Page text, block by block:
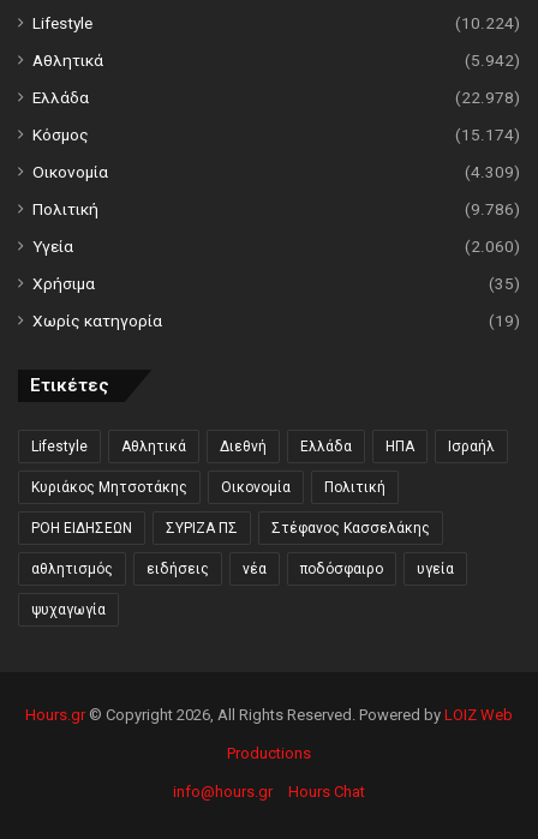
Lifestyle
(10.224)
Αθλητικά
(5.942)
Ελλάδα
(22.978)
Κόσμος
(15.174)
Οικονομία
(4.309)
Πολιτική
(9.786)
Υγεία
(2.060)
Χρήσιμα
(35)
Χωρίς κατηγορία
(19)
Ετικέτες
Lifestyle Αθλητικά Διεθνή Ελλάδα ΗΠΑ Ισραήλ
Κυριάκος Μητσοτάκης Οικονομία Πολιτική
ΡΟΗ ΕΙΔΗΣΕΩΝ ΣΥΡΙΖΑ ΠΣ Στέφανος Κασσελάκης
αθλητισμός ειδήσεις νέα ποδόσφαιρο υγεία
ψυχαγωγία
Hours.gr© Copyright 2026, All Rights Reserved. Powered by LOIZ Web
Productions
info@hours.gr Hours Chat